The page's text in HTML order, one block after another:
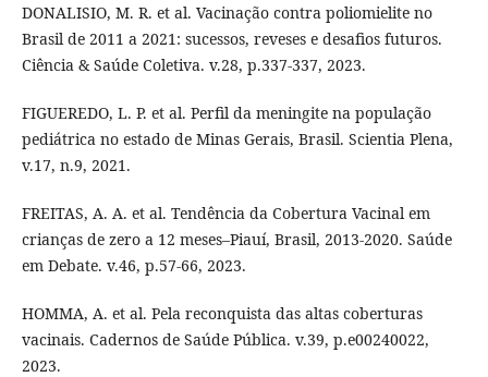
DONALISIO, M. R. et al. Vacinação contra poliomielite no
Brasil de 2011 a 2021: sucessos, reveses e desafios futuros.
Ciência & Saúde Coletiva. v.28, p.337-337, 2023.
FIGUEREDO, L. P. et al. Perfil da meningite na população
pediátrica no estado de Minas Gerais, Brasil. Scientia Plena,
v.17, n.9, 2021.
FREITAS, A. A. et al. Tendência da Cobertura Vacinal em
crianças de zero a 12 meses–Piauí, Brasil, 2013-2020. Saúde
em Debate. v.46, p.57-66, 2023.
HOMMA, A. et al. Pela reconquista das altas coberturas
vacinais. Cadernos de Saúde Pública. v.39, p.e00240022,
2023.